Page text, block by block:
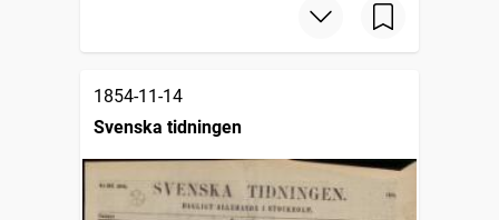
1854-11-14
Svenska tidningen